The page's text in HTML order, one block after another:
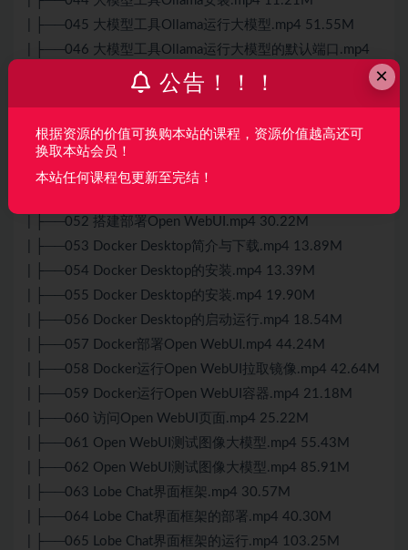
| ├──045 大模型工具Ollama运行大模型.mp4 51.55M
| ├──046 大模型工具Ollama运行大模型的默认端口.mp4
| ├──048 Spring AI使用Ollama项目代码.mp4 34.25M
| ├──049 Spring AI使用Ollama项目代码测试.mp4 41.37M
| ├──050 Spring AI使用Ollama项目配置参数.mp4 50.84M
| ├──052 搭建部署Open WebUI.mp4 30.22M
| ├──053 Docker Desktop简介与下载.mp4 13.89M
| ├──054 Docker Desktop的安装.mp4 13.39M
| ├──055 Docker Desktop的安装.mp4 19.90M
| ├──056 Docker Desktop的启动运行.mp4 18.54M
| ├──057 Docker部署Open WebUI.mp4 44.24M
| ├──058 Docker运行Open WebUI拉取镜像.mp4 42.64M
| ├──059 Docker运行Open WebUI容器.mp4 21.18M
| ├──060 访问Open WebUI页面.mp4 25.22M
| ├──061 Open WebUI测试图像大模型.mp4 55.43M
| ├──062 Open WebUI测试图像大模型.mp4 85.91M
| ├──063 Lobe Chat界面框架.mp4 30.57M
| ├──064 Lobe Chat界面框架的部署.mp4 40.30M
| ├──065 Lobe Chat界面框架的运行.mp4 103.25M
×
公告！！！
根据资源的价值可换购本站的课程，资源价值越高还可
换取本站会员！
本站任何课程包更新至完结！